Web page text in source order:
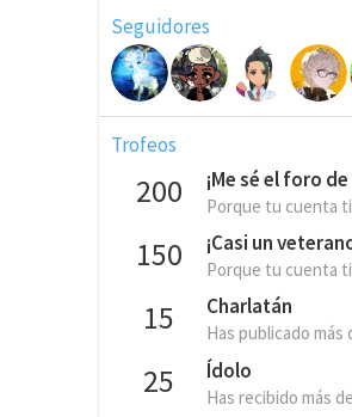
Seguidores
Trofeos
200 ¡Me sé el foro
Porque tu cuenta
150 ¡Casi un
Porque tu cuenta
15 Charlatán
Has publicado más
25 Ídolo
Has recibido más